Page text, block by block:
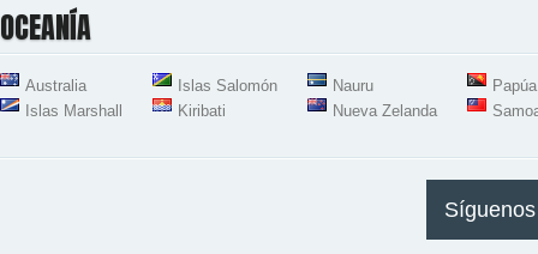
OCEANÍA
Australia
Islas Marshall
Islas Salomón
Kiribati
Nauru
Nueva Zelanda